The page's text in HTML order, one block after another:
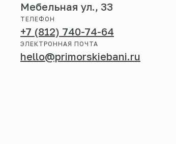
Мебельная ул., 33
ТЕЛЕФОН
+7 (812) 740-74-64
ЭЛЕКТРОННАЯ ПОЧТА
hello@primorskiebani.ru